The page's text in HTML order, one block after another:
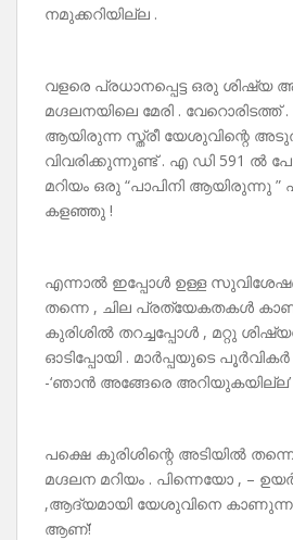
നമുക്കറിയില്ല .
വളരെ പ്രധാനപ്പെട്ട ഒരു ശിഷ്യ
മഗ്ദലനയിലെ മേരി .
ആയിരുന്ന സ്ത്രീ യേശുവിന്റെ
വിവരിക്കുന്നുണ്ട് . എ ഡി 591 ൽ
മറിയം ഒരു “പാപിനി ആയിരുന്നു ”
കളഞ്ഞു !
എന്നാൽ ഇപ്പോൾ ഉള്ള
തന്നെ , ചില പ്രത്യേകതകൾ
കുരിശിൽ തറച്ചപ്പോൾ , മറ്റു
ഓടിപ്പോയി . മാർപ്പയുടെ
-‘ഞാൻ അങ്ങേരെ അറിയുകയില്ല’
പക്ഷെ കുരിശിന്റെ അടിയിൽ
മഗ്ദലന മറിയം . പിന്നെയോ , –
,ആദ്യമായി യേശുവിനെ
ആണ്!